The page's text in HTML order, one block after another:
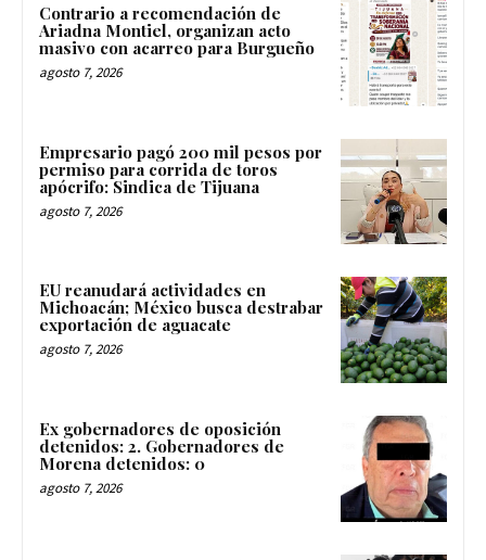
Contrario a recomendación de
Ariadna Montiel, organizan acto
masivo con acarreo para Burgueño
agosto 7, 2026
Empresario pagó 200 mil pesos por
permiso para corrida de toros
apócrifo: Sindica de Tijuana
agosto 7, 2026
EU reanudará actividades en
Michoacán; México busca destrabar
exportación de aguacate
agosto 7, 2026
Ex gobernadores de oposición
detenidos: 2. Gobernadores de
Morena detenidos: 0
agosto 7, 2026